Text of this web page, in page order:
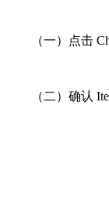
（一）点击
（二）确认